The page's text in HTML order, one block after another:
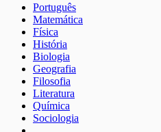
Português
Matemática
Física
História
Biologia
Geografia
Filosofia
Literatura
Química
Sociologia